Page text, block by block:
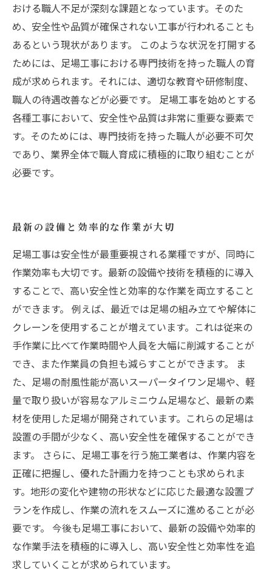
おける職人不足が深刻な課題となっています。そのた
め、安全性や品質が確保されない工事が行われることも
あるという現状があります。 このような状況を打開する
ためには、足場工事における専門技術を持った職人の育
成が求められます。それには、適切な教育や研修制度、
職人の待遇改善などが必要です。 足場工事を始めとする
各種工事において、安全性や品質は非常に重要な要素で
す。そのためには、専門技術を持った職人が必要不可欠
であり、業界全体で職人育成に積極的に取り組むことが
必要です。
最新の設備と効率的な作業が大切
足場工事は安全性が最重要視される業種ですが、同時に
作業効率も大切です。最新の設備や技術を積極的に導入
することで、高い安全性と効率的な作業を両立すること
ができます。 例えば、最近では足場の組み立てや解体に
クレーンを使用することが増えています。これは従来の
手作業に比べて作業時間や人員を大幅に削減することが
でき、また作業員の負担も減らすことができます。 ま
た、足場の耐風性能が高いスーパータイワン足場や、軽
量で取り扱いが容易なアルミニウム足場など、最新の素
材を使用した足場が開発されています。これらの足場は
設置の手間が少なく、高い安全性を確保することができ
ます。 さらに、足場工事を行う施工業者は、作業内容を
正確に把握し、優れた計画力を持つことも求められま
す。地形の変化や建物の形状などに応じた最適な設置プ
ランを作成し、作業の流れをスムーズに進めることが必
要です。 今後も足場工事において、最新の設備や効率的
な作業手法を積極的に導入し、高い安全性と効率性を追
求していくことが求められています。